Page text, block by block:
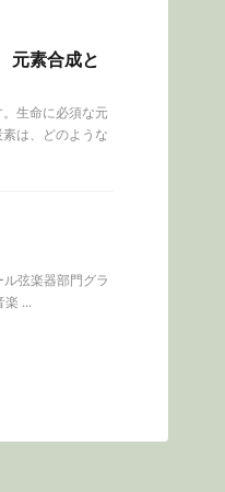
元素合成と
生命に必須な元
は、どのような
弦楽器部門グラ
楽 ...